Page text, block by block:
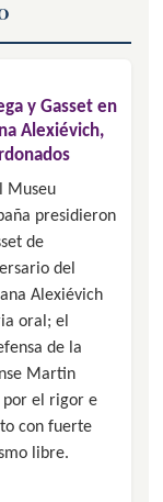
y Gasset en
Alexiévich,
Museu
presidieron
de
del
Alexiévich
oral; el
de la
Martin
por el rigor e
con fuerte
libre.